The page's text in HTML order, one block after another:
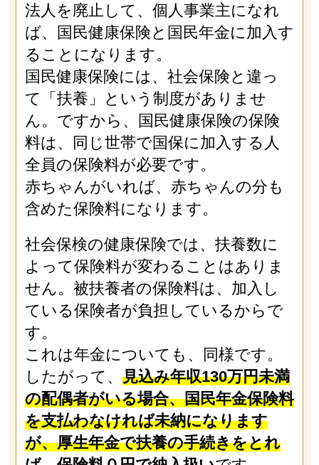
法人を廃止して、個人事業主になれ
ば、国民健康保険と国民年金に加入す
ることになります。
国民健康保険には、社会保険と違っ
て「扶養」という制度がありませ
ん。ですから、国民健康保険の保険
料は、同じ世帯で国保に加入する人
全員の保険料が必要です。
赤ちゃんがいれば、赤ちゃんの分も
含めた保険料になります。
社会保検の健康保険では、扶養数に
よって保険料が変わることはありま
せん。被扶養者の保険料は、加入し
ている保険者が負担しているからで
す。
これは年金についても、同様です。
したがって、 見込み年収130万円未満
の配偶者がいる場合、国民年金保険料
を支払わなければ未納になります
が、厚生年金で扶養の手続きをとれ